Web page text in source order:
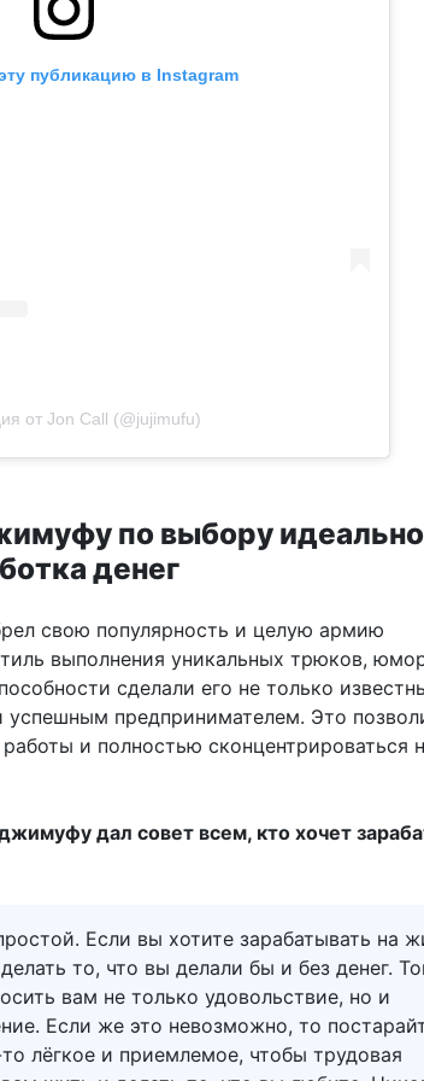
публикацию в Instagram
от Jon Call (@jujimufu)
по выбору
денег
свою популярность и целую армию
выполнения уникальных трюков,
сделали его не только
успешным предпринимателем. Это
и полностью сконцентрироваться
дал совет всем, кто хочет
Если вы хотите зарабатывать на
то, что вы делали бы и без денег.
вам не только удовольствие, но и
Если же это невозможно, то
лёгкое и приемлемое, чтобы трудовая